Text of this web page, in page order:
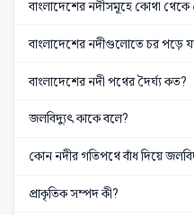
বাংলাদেশের নদীসমূহে কোথা থেকে
বাংলাদেশের নদীগুলোতে চর পড়ে
বাংলাদেশের নদী পথের দৈর্ঘ্য কত?
জলবিদ্যুৎ কাকে বলে?
কোন নদীর গতিপথে বাঁধ দিয়ে
প্রাকৃতিক সম্পদ কী?